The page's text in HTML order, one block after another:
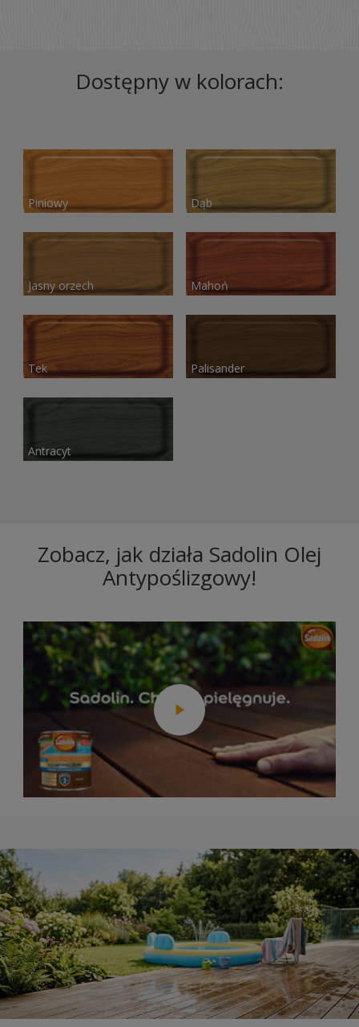
Dostępny w kolorach:
Piniowy Dąb
Jasny orzech Mahoń
Tek Palisander
Antracyt
Zobacz, jak działa Sadolin Olej
Antypoślizgowy!